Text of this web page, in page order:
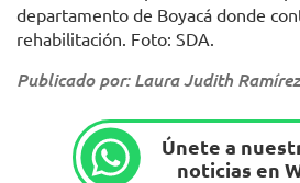
departamento de Boyacá donde
rehabilitación. Foto: SDA.
Publicado por: Laura Judith Ramírez
Únete a
noticias en